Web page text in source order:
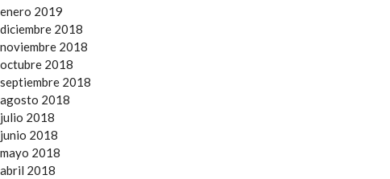
enero 2019
diciembre 2018
noviembre 2018
octubre 2018
septiembre 2018
agosto 2018
julio 2018
junio 2018
mayo 2018
abril 2018